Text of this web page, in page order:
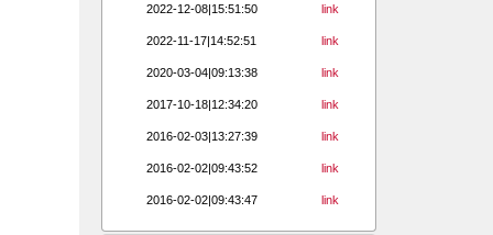
2022-12-08|15:51:50 link
2022-11-17|14:52:51 link
2020-03-04|09:13:38 link
2017-10-18|12:34:20 link
2016-02-03|13:27:39 link
2016-02-02|09:43:52 link
2016-02-02|09:43:47 link